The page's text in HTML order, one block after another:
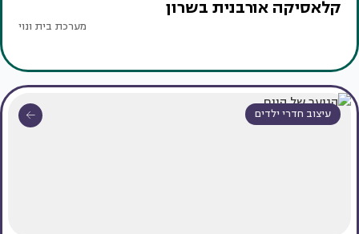
קלאסיקה אורבנית בשרון
מערכת בית ונוי
עיצוב חדרי ילדים